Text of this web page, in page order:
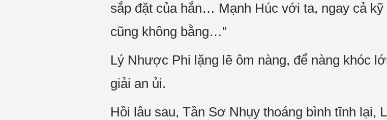
sắp đặt của hắn… Mạnh Húc với ta, ngay cả
cũng không bằng…”
Lý Nhược Phi lặng lẽ ôm nàng, để nàng khóc
giải an ủi.
Hồi lâu sau, Tần Sơ Nhụy thoáng bình tĩnh lại,